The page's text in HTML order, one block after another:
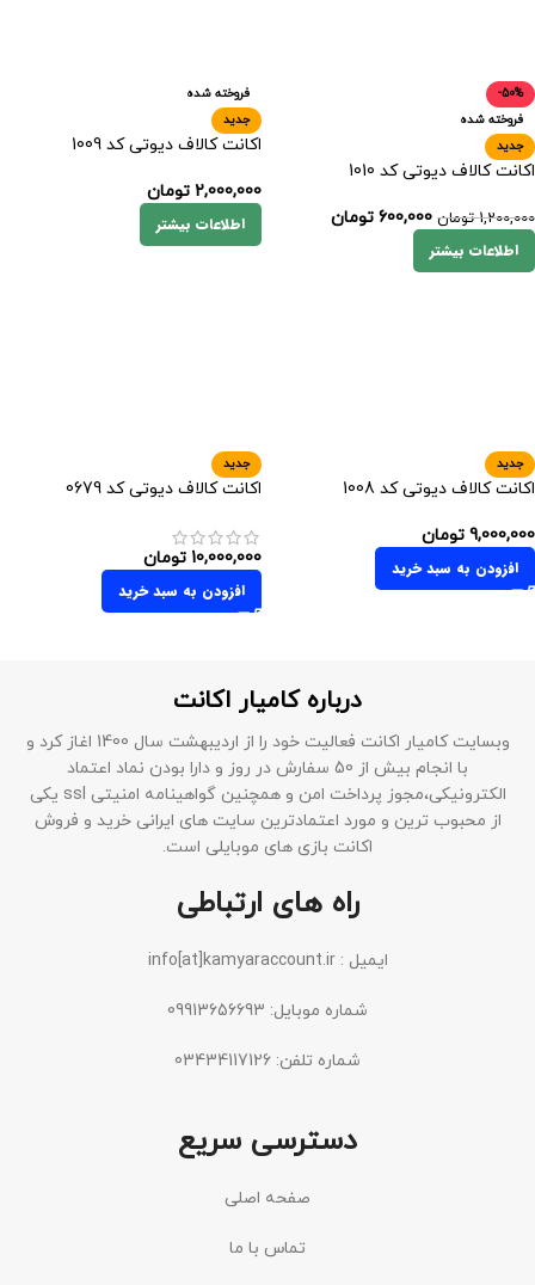
-50%
فروخته شده
جدید
اکانت کالاف دیوتی کد 1010
1,200,000 تومان 600,000 تومان
اطلاعات بیشتر
فروخته شده
جدید
اکانت کالاف دیوتی کد 1009
2,000,000 تومان
اطلاعات بیشتر
جدید
اکانت کالاف دیوتی کد 1008
9,000,000 تومان
افزودن به سبد خرید
جدید
اکانت کالاف دیوتی کد 0679
10,000,000 تومان
افزودن به سبد خرید
درباره کامیار اکانت
وبسایت کامیار اکانت فعالیت خود را از اردیبهشت سال 1400 اغاز کرد و
با انجام بیش از 50 سفارش در روز و دارا بودن نماد اعتماد
الکترونیکی،مجوز پرداخت امن و همچنین گواهینامه امنیتی ssl یکی
از محبوب ترین و مورد اعتمادترین سایت های ایرانی خرید و فروش
اکانت بازی های موبایلی است.
راه های ارتباطی
ایمیل : info[at]kamyaraccount.ir
شماره موبایل: 09913656693
شماره تلفن: 03434117126
دسترسی سریع
صفحه اصلی
تماس با ما